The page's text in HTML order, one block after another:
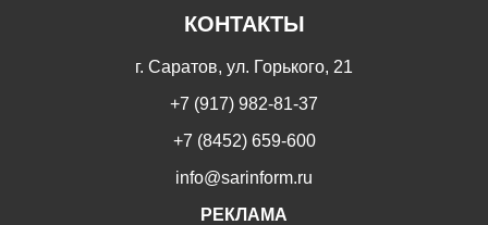
КОНТАКТЫ
г. Саратов, ул. Горького, 21
+7 (917) 982-81-37
+7 (8452) 659-600
info@sarinform.ru
РЕКЛАМА